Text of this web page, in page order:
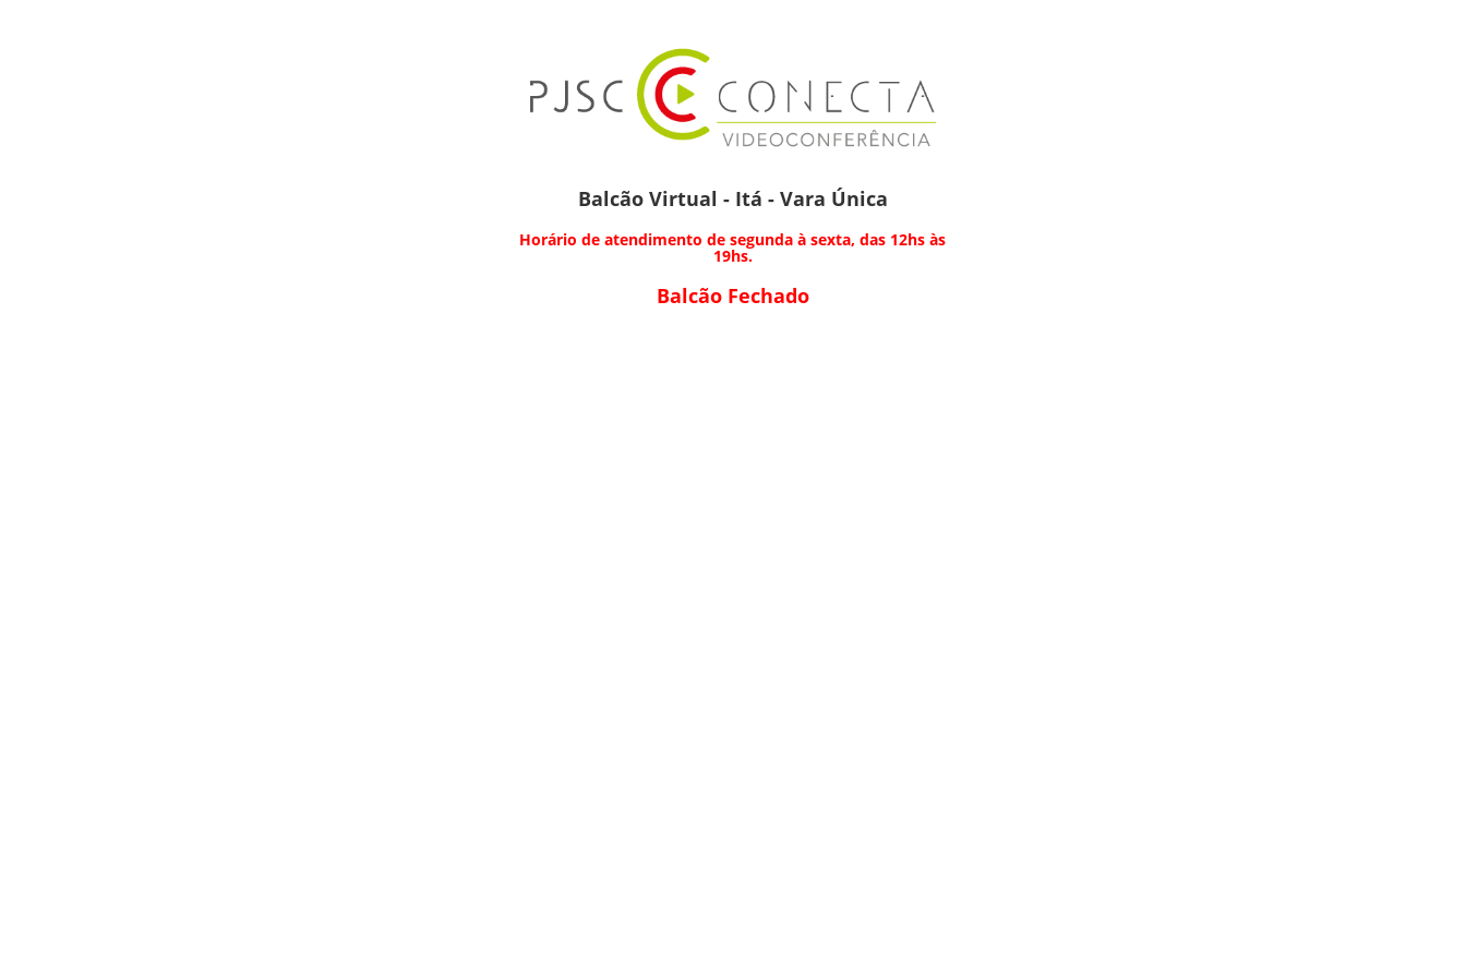
Balcão Virtual - Itá - Vara Única
Horário de atendimento de segunda à sexta, das 12hs às
19hs.
Balcão Fechado